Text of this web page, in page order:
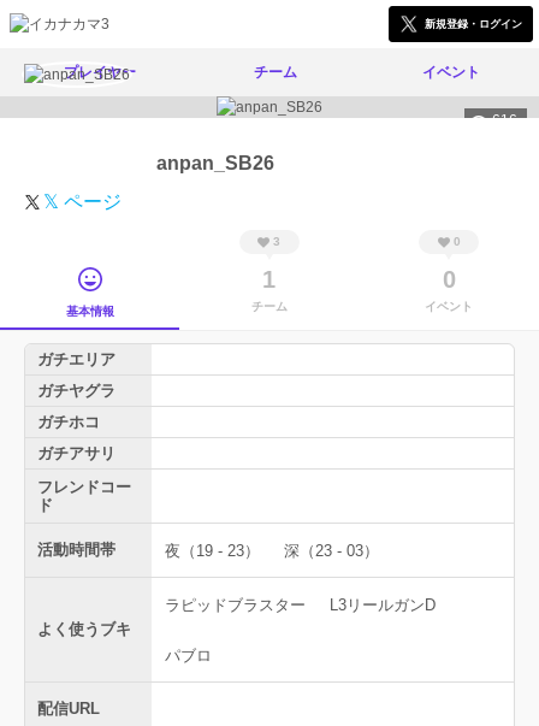
新規登録・ログイン
プレイヤー チーム イベント
616
anpan_SB26
𝕏 ページ
基本情報
3
1
チーム
0
0
イベント
ガチエリア
ガチヤグラ
ガチホコ
ガチアサリ
フレンドコー
ド
活動時間帯 夜（19 - 23） 深（23 - 03）
よく使うブキ
ラピッドブラスター L3リールガンD
パブロ
配信URL